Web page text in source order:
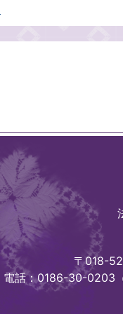
〒018-
電話：0186-30-0203